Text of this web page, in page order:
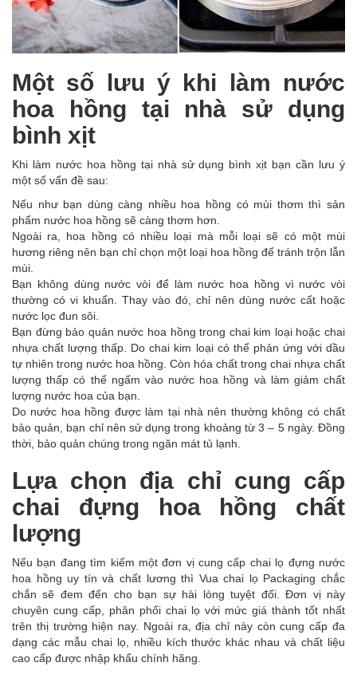
Một số lưu ý khi làm nước
hoa hồng tại nhà sử dụng
bình xịt
Khi làm nước hoa hồng tại nhà sử dụng bình xịt bạn cần lưu ý
một số vấn đề sau:
Nếu như bạn dùng càng nhiều hoa hồng có mùi thơm thì sản
phẩm nước hoa hồng sẽ càng thơm hơn.
Ngoài ra, hoa hồng có nhiều loại mà mỗi loại sẽ có một mùi
hương riêng nên bạn chỉ chọn một loại hoa hồng để tránh trộn lẫn
mùi.
Bạn không dùng nước vòi để làm nước hoa hồng vì nước vòi
thường có vi khuẩn. Thay vào đó, chỉ nên dùng nước cất hoặc
nước lọc đun sôi.
Bạn đừng bảo quản nước hoa hồng trong chai kim loại hoặc chai
nhựa chất lượng thấp. Do chai kim loại có thể phản ứng với dầu
tự nhiên trong nước hoa hồng. Còn hóa chất trong chai nhựa chất
lượng thấp có thể ngấm vào nước hoa hồng và làm giảm chất
lượng nước hoa của bạn.
Do nước hoa hồng được làm tại nhà nên thường không có chất
bảo quản, bạn chỉ nên sử dụng trong khoảng từ 3 – 5 ngày. Đồng
thời, bảo quản chúng trong ngăn mát tủ lạnh.
Lựa chọn địa chỉ cung cấp
chai đựng hoa hồng chất
lượng
Nếu bạn đang tìm kiếm một đơn vị cung cấp chai lọ đựng nước
hoa hồng uy tín và chất lương thì Vua chai lọ Packaging chắc
chắn sẽ đem đến cho bạn sự hài lòng tuyệt đối. Đơn vị này
chuyên cung cấp, phân phối chai lọ với mức giá thành tốt nhất
trên thị trường hiện nay. Ngoài ra, địa chỉ này còn cung cấp đa
dạng các mẫu chai lọ, nhiều kích thước khác nhau và chất liệu
cao cấp được nhập khẩu chính hãng.